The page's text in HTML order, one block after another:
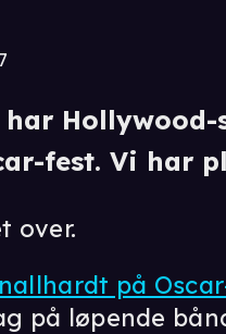
har
fest. Vi har
over.
på
på løpende